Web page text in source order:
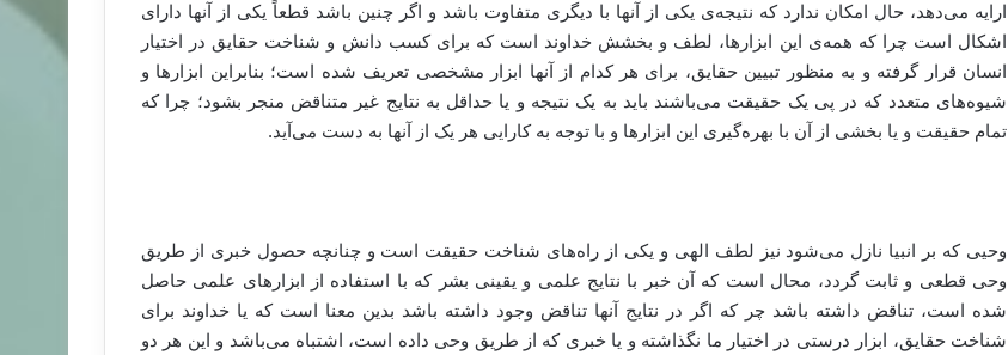
ارایه می‌دهد، حال امکان ندارد که نتیجه‌ی یکی از آنها با دیگری متفاوت باشد و اگر چنین باشد قطعاً یکی از آنها دارای
اشکال است چرا که همه‌ی این ابزارها، لطف و بخشش خداوند است که برای کسب دانش و شناخت حقایق در اختیار
انسان قرار گرفته و به منظور تبیین حقایق، برای هر کدام از آنها ابزار مشخصی تعریف شده است؛ بنابراین ابزارها و
شیوه‌های متعدد که در پی یک حقیقت می‌باشند باید به یک نتیجه و یا حداقل به نتایج غیر متناقض منجر بشود؛ چرا که
تمام حقیقت و یا بخشی از آن با بهره‌گیری این ابزارها و با توجه به کارایی هر یک از آنها به دست می‌آید.
وحیی که بر انبیا نازل می‌شود نیز لطف الهی و یکی از راه‌های شناخت حقیقت است و چنانچه حصول خبری از طریق
وحی قطعی و ثابت گردد، محال است که آن خبر با نتایج علمی و یقینی بشر که با استفاده از ابزارهای علمی حاصل
شده است، تناقض داشته باشد چر که اگر در نتایج آنها تناقض وجود داشته باشد بدین معنا است که یا خداوند برای
شناخت حقایق، ابزار درستی در اختیار ما نگذاشته و یا خبری که از طریق وحی داده است، اشتباه می‌باشد و این هر دو